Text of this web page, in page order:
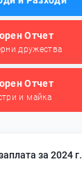
Отчет
дружества
Отчет
и майка
за 2024 г.